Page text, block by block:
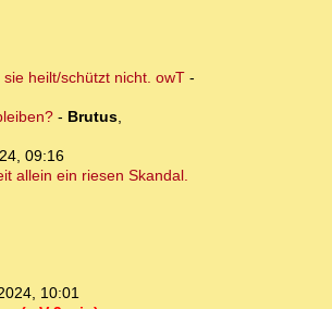
heilt/schützt nicht. owT-
- Brutus,
09:16
allein ein riesen Skandal.
10:01